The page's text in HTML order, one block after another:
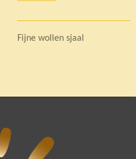
Fijne wollen sjaal